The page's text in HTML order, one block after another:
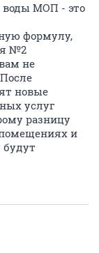
воды МОП - это
формулу,
№2
не
новые
услуг
разницу
и